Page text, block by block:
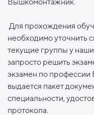
Для прохождения
необходимо уточнить
текущие группы у
запросто решить
экзамен по
выдается пакет
специальности,
протокола.